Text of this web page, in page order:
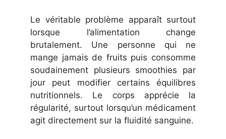
Le véritable problème apparaît surtout
lorsque l’alimentation change
brutalement. Une personne qui ne
mange jamais de fruits puis consomme
soudainement plusieurs smoothies par
jour peut modifier certains équilibres
nutritionnels. Le corps apprécie la
régularité, surtout lorsqu’un médicament
agit directement sur la fluidité sanguine.